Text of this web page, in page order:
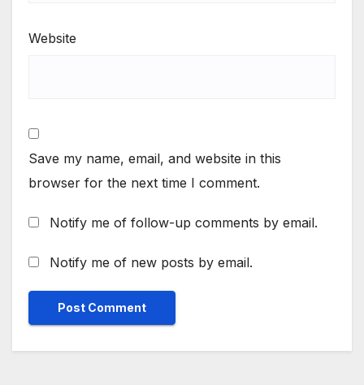
Website
Save my name, email, and website in this
browser for the next time I comment.
Notify me of follow-up comments by email.
Notify me of new posts by email.